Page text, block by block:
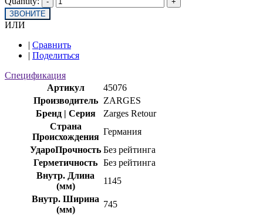
ЗВОНИТЕ
ИЛИ
| Сравнить
| Поделиться
Спецификация
Артикул
45076
Производитель
ZARGES
Бренд | Серия
Zarges Retour
Страна
Происхождения
Германия
УдароПрочность Без рейтинга
Герметичность Без рейтинга
Внутр. Длина
(мм)
1145
Внутр. Ширина
(мм)
745